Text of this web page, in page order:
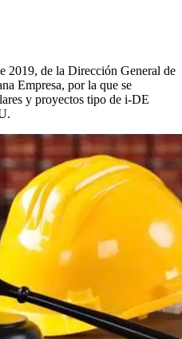
2019, de la Dirección General de
Empresa, por la que se
y proyectos tipo de i-DE